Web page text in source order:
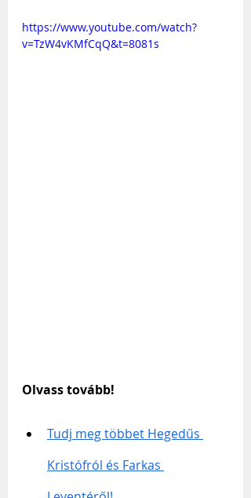
https://www.youtube.com/watch?
v=TzW4vKMfCqQ&t=8081s
Olvass tovább!
Tudj meg többet Hegedűs
Kristófról és Farkas